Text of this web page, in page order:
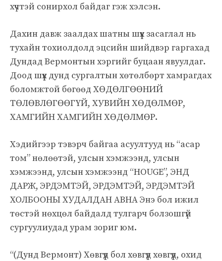
хүчтэй сонирхол байдаг гэж хэлсэн.
Дахин давж заалдах шатны шүүх засаглал нь
тухайн тохиолдолд эцсийн шийдвэр гаргахад
Дундад Вермонтын хэргийг буцаан явуулдаг.
Доод шүүх дунд сургалтын хөтөлбөрт хамрагдах
боломжтой бөгөөд ХӨДӨЛГӨӨНИЙ
ТӨЛӨВЛӨГӨӨГҮЙ, ХУВИЙН ХӨДӨЛМӨР,
ХАМГИЙН ХАМГИЙН ХӨДӨЛМӨР.
Хэдийгээр тэвэрч байгаа асуултууд нь “асар
том” нөлөөтэй, улсын хэмжээнд, улсын
хэмжээнд, улсын хэмжээнд “HOUGE”, ЭНД
ДАРЖ, ЭРДЭМТЭЙ, ЭРДЭМТЭЙ, ЭРДЭМТЭЙ
ХОЛБООНЫ ХУДАЛДАН АВНА Энэ бол ижил
төстэй нөхцөл байдалд тулгарч болзошгүй
сургуулиудад урам зориг юм.
“(Дунд Вермонт) Хөвгүүд бол хөвгүүд хөвгүүд, охид